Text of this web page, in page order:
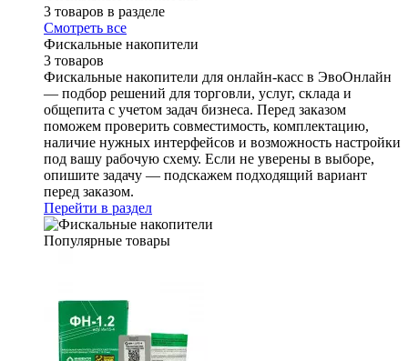
3 товаров в разделе
Смотреть все
Фискальные накопители
3 товаров
Фискальные накопители для онлайн-касс в ЭвоОнлайн
— подбор решений для торговли, услуг, склада и
общепита с учетом задач бизнеса. Перед заказом
поможем проверить совместимость, комплектацию,
наличие нужных интерфейсов и возможность настройки
под вашу рабочую схему. Если не уверены в выборе,
опишите задачу — подскажем подходящий вариант
перед заказом.
Перейти в раздел
Популярные товары